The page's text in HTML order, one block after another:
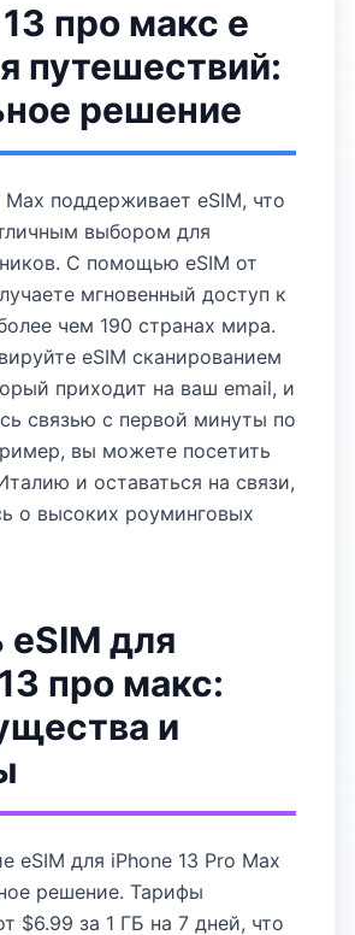
про макс е
путешествий:
решение
Max поддерживает eSIM, что
выбором для
С помощью eSIM от
мгновенный доступ к
чем 190 странах мира.
eSIM сканированием
приходит на ваш email, и
связью с первой минуты по
вы можете посетить
и оставаться на связи,
о высоких роуминговых
eSIM для
про макс:
и
eSIM для iPhone 13 Pro Max
решение. Тарифы
$6.99 за 1 ГБ на 7 дней, что